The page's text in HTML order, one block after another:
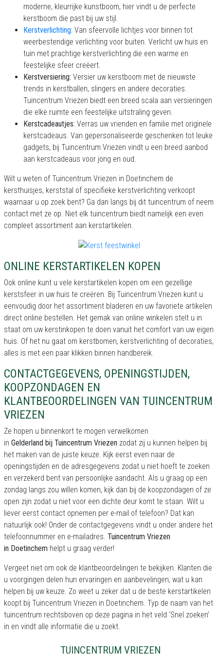
moderne, kleurrijke kunstboom, hier vindt u de perfecte
kerstboom die past bij uw stijl.
Kerstverlichting: Van sfeervolle lichtjes voor binnen tot
weerbestendige verlichting voor buiten. Verlicht uw huis en
tuin met prachtige kerstverlichting die een warme en
feestelijke sfeer creëert.
Kerstversiering: Versier uw kerstboom met de nieuwste
trends in kerstballen, slingers en andere decoraties.
Tuincentrum Vriezen biedt een breed scala aan versieringen
die elke ruimte een feestelijke uitstraling geven.
Kerstcadeautjes: Verras uw vrienden en familie met originele
kerstcadeaus. Van gepersonaliseerde geschenken tot leuke
gadgets, bij Tuincentrum Vriezen vindt u een breed aanbod
aan kerstcadeaus voor jong en oud.
Wilt u weten of Tuincentrum Vriezen in Doetinchem de
kersthuisjes, kerststal of specifieke kerstverlichting verkoopt
waarnaar u op zoek bent? Ga dan langs bij dit tuincentrum of neem
contact met ze op. Niet elk tuincentrum biedt namelijk een even
compleet assortiment aan kerstartikelen.
ONLINE KERSTARTIKELEN KOPEN
Ook online kunt u vele kerstartikelen kopen om een gezellige
kerstsfeer in uw huis te creëren. Bij Tuincentrum Vriezen kunt u
eenvoudig door het assortiment bladeren en uw favoriete artikelen
direct online bestellen. Het gemak van online winkelen stelt u in
staat om uw kerstinkopen te doen vanuit het comfort van uw eigen
huis. Of het nu gaat om kerstbomen, kerstverlichting of decoraties,
alles is met een paar klikken binnen handbereik.
CONTACTGEGEVENS, OPENINGSTIJDEN,
KOOPZONDAGEN EN
KLANTBEOORDELINGEN VAN TUINCENTRUM
VRIEZEN
Ze hopen u binnenkort te mogen verwelkomen
in Gelderland bij Tuincentrum Vriezen zodat zij u kunnen helpen bij
het maken van de juiste keuze. Kijk eerst even naar de
openingstijden en de adresgegevens zodat u niet hoeft te zoeken
en verzekerd bent van persoonlijke aandacht. Als u graag op een
zondag langs zou willen komen, kijk dan bij de koopzondagen of ze
open zijn zodat u niet voor een dichte deur komt te staan. Wilt u
liever eerst contact opnemen per e-mail of telefoon? Dat kan
natuurlijk ook! Onder de contactgegevens vindt u onder andere het
telefoonnummer en e-mailadres. Tuincentrum Vriezen
in Doetinchem helpt u graag verder!
Vergeet niet om ook de klantbeoordelingen te bekijken. Klanten die
u voorgingen delen hun ervaringen en aanbevelingen, wat u kan
helpen bij uw keuze. Zo weet u zeker dat u de beste kerstartikelen
koopt bij Tuincentrum Vriezen in Doetinchem. Typ de naam van het
tuincentrum rechtsboven op deze pagina in het veld ‘Snel zoeken’
in en vindt alle informatie die u zoekt.
TUINCENTRUM VRIEZEN